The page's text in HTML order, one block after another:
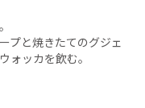
プと焼きたてのグジェ
ォッカを飲む。